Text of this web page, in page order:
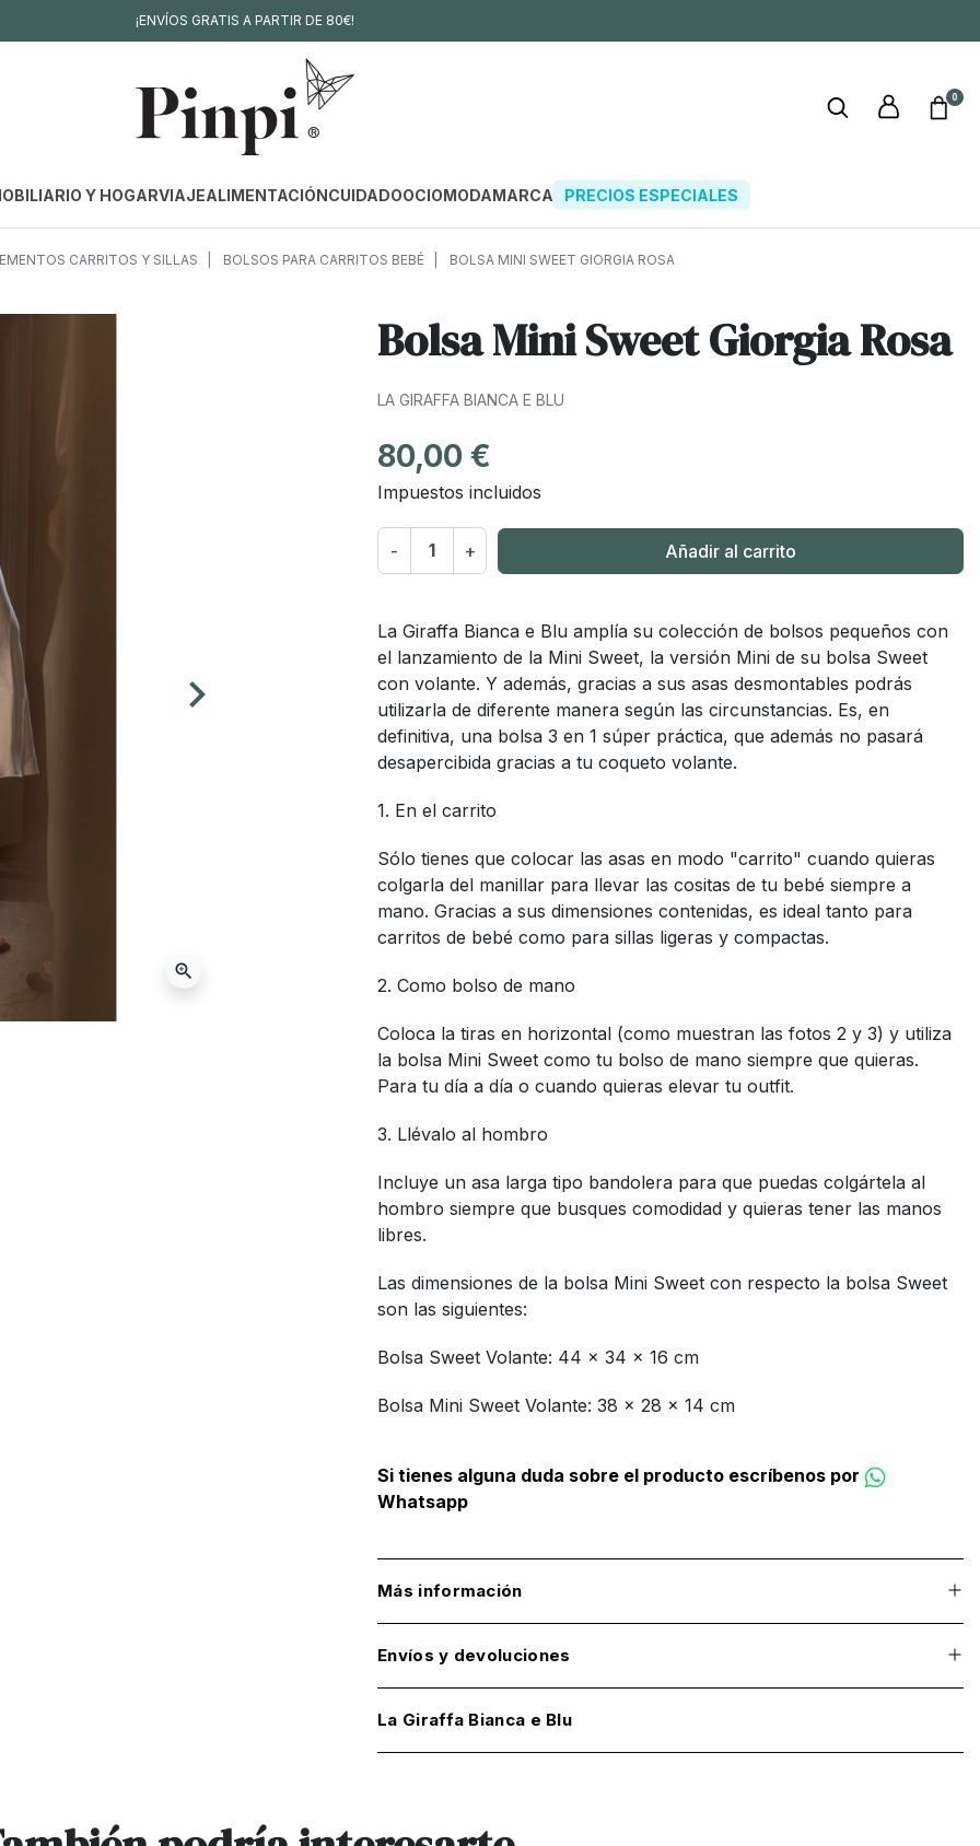
¡ENVÍOS GRATIS A PARTIR DE 80€!
0
Y HOGARVIAJEALIMENTACIÓNCUIDADOOCIOMODAMARCAS PRECIOS ESPECIALES
CARRITOS Y SILLAS BOLSOS PARA CARRITOS BEBÉ BOLSA MINI SWEET GIORGIA ROSA
Siguiente
keyboard_arrow_right
zoom_in
Bolsa Mini Sweet Giorgia Rosa
LA GIRAFFA BIANCA E BLU
80,00 €
Impuestos incluidos
- + Añadir al carrito
La Giraffa Bianca e Blu amplía su colección de bolsos pequeños con
el lanzamiento de la Mini Sweet, la versión Mini de su bolsa Sweet
con volante. Y además, gracias a sus asas desmontables podrás
utilizarla de diferente manera según las circunstancias. Es, en
definitiva, una bolsa 3 en 1 súper práctica, que además no pasará
desapercibida gracias a tu coqueto volante.
1. En el carrito
Sólo tienes que colocar las asas en modo "carrito" cuando quieras
colgarla del manillar para llevar las cositas de tu bebé siempre a
mano. Gracias a sus dimensiones contenidas, es ideal tanto para
carritos de bebé como para sillas ligeras y compactas.
2. Como bolso de mano
Coloca la tiras en horizontal (como muestran las fotos 2 y 3) y utiliza
la bolsa Mini Sweet como tu bolso de mano siempre que quieras.
Para tu día a día o cuando quieras elevar tu outfit.
3. Llévalo al hombro
Incluye un asa larga tipo bandolera para que puedas colgártela al
hombro siempre que busques comodidad y quieras tener las manos
libres.
Las dimensiones de la bolsa Mini Sweet con respecto la bolsa Sweet
son las siguientes:
Bolsa Sweet Volante: 44 x 34 x 16 cm
Bolsa Mini Sweet Volante: 38 x 28 x 14 cm
Si tienes alguna duda sobre el producto escríbenos por
Whatsapp
Más información
Envíos y devoluciones
La Giraffa Bianca e Blu